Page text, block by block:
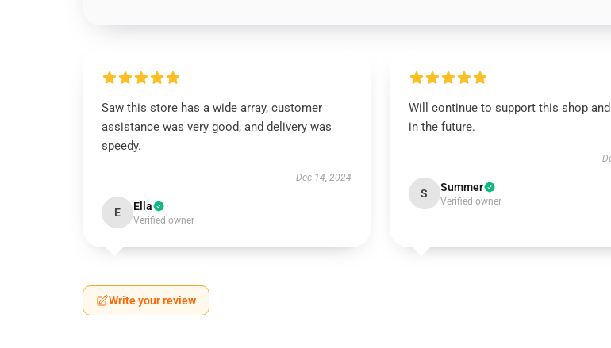
Saw this store has a wide array, customer
assistance was very good, and delivery was
speedy.
Dec 14, 2024
E Ella
Verified owner
Will continue to support this shop
in the future.
S Summer
Verified owner
Write your review